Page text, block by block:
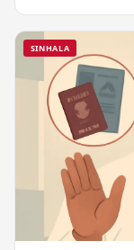
SINHALA